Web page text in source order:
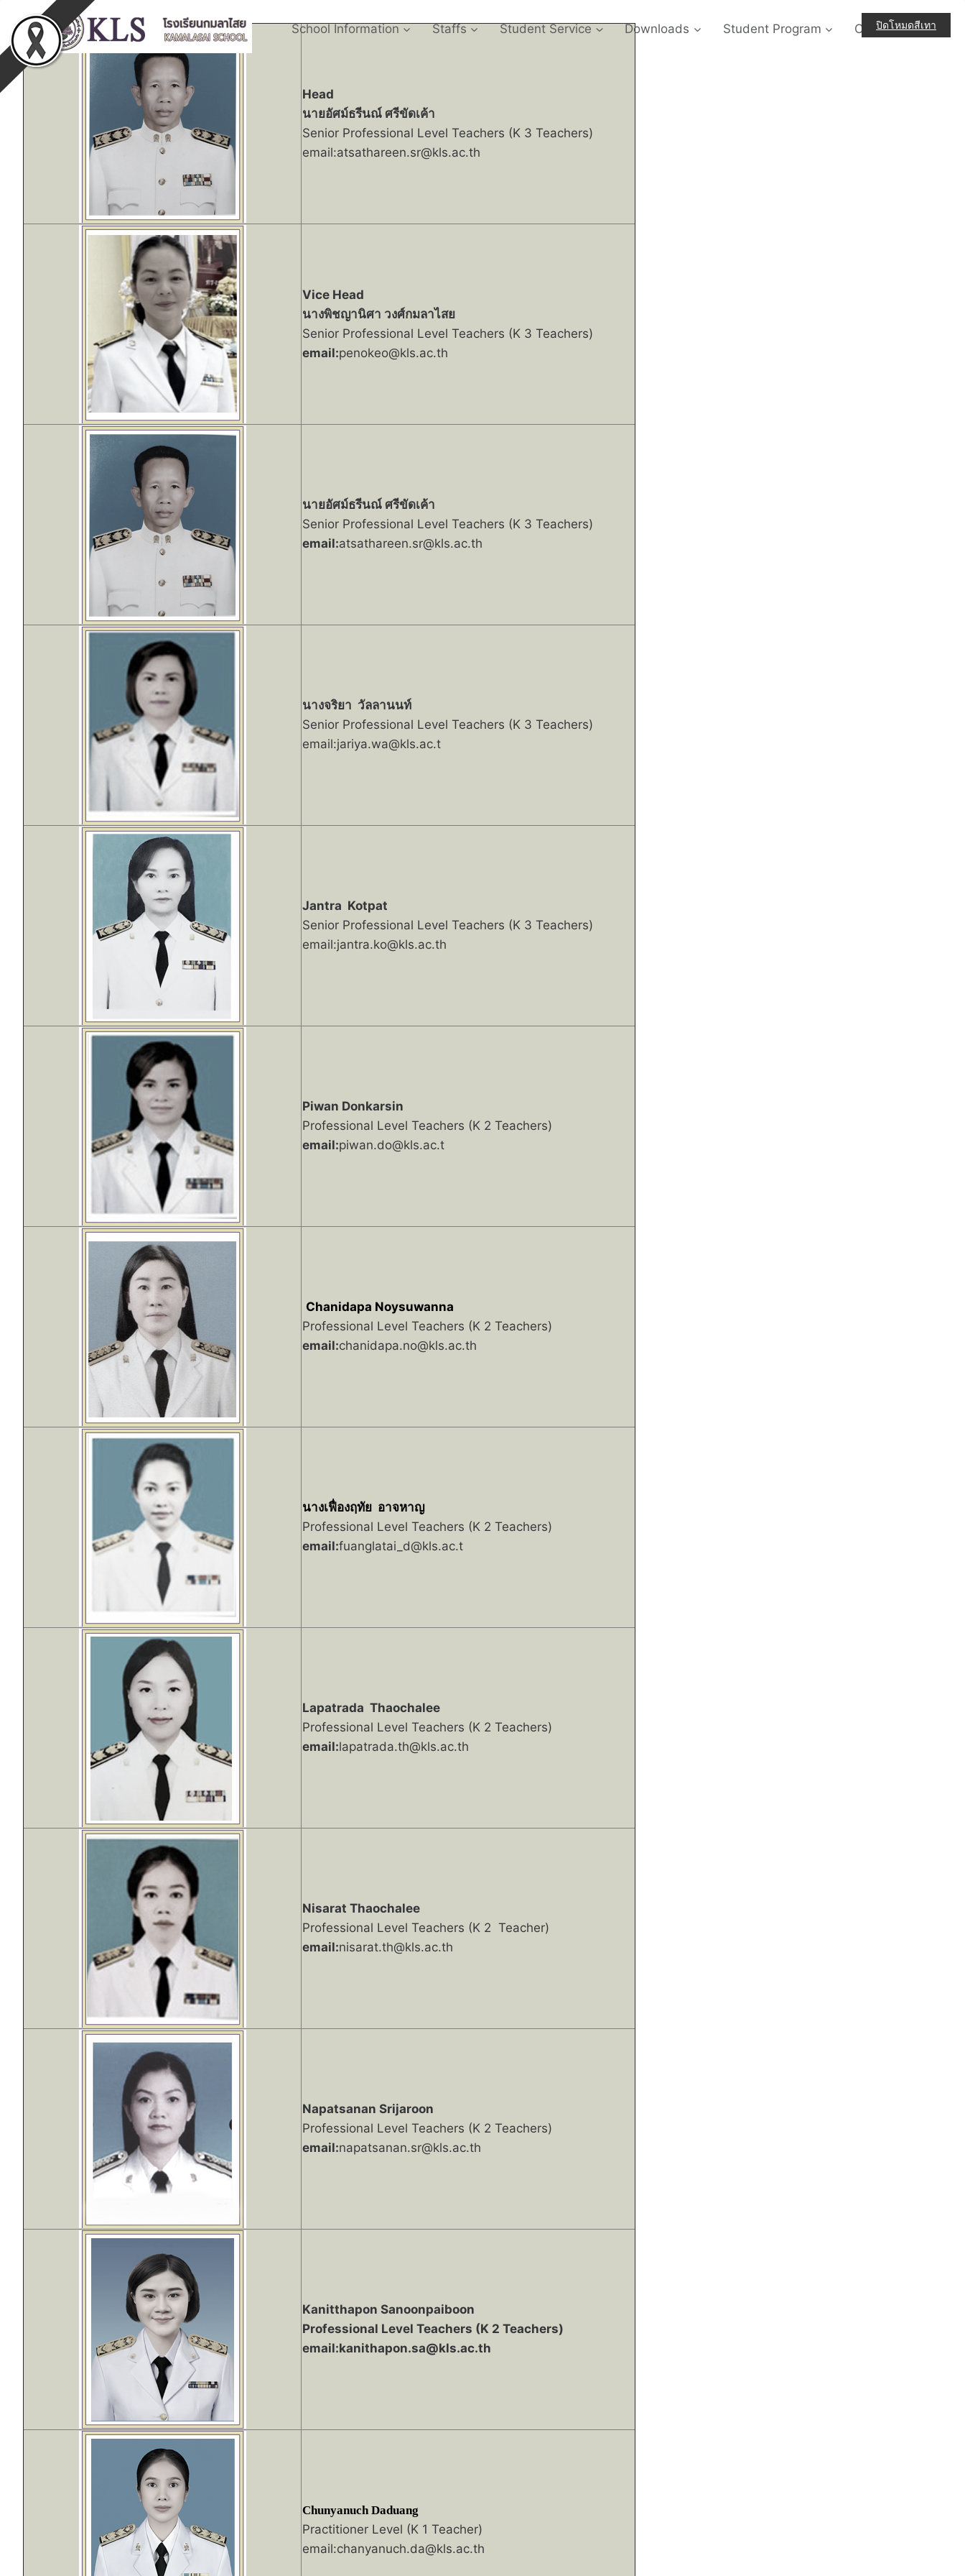
School Information Staffs Student Service Downloads Student Program Contact-Us
Head
นายอัศม์ธรีนณ์ ศรีขัดเค้า
Senior Professional Level Teachers (K 3 Teachers)
email:atsathareen.sr@kls.ac.th
Vice Head
นางพิชญานิศา วงศ์กมลาไสย
Senior Professional Level Teachers (K 3 Teachers)
email:penokeo@kls.ac.th
นายอัศม์ธรีนณ์ ศรีขัดเค้า
Senior Professional Level Teachers (K 3 Teachers)
email:atsathareen.sr@kls.ac.th
นางจริยา วัลลานนท์
Senior Professional Level Teachers (K 3 Teachers)
email:jariya.wa@kls.ac.t
Jantra Kotpat
Senior Professional Level Teachers (K 3 Teachers)
email:jantra.ko@kls.ac.th
Piwan Donkarsin
Professional Level Teachers (K 2 Teachers)
email:piwan.do@kls.ac.t
Chanidapa Noysuwanna
Professional Level Teachers (K 2 Teachers)
email:chanidapa.no@kls.ac.th
นางเฟื่องฤทัย อาจหาญ
Professional Level Teachers (K 2 Teachers)
email:fuanglatai_d@kls.ac.t
Lapatrada Thaochalee
Professional Level Teachers (K 2 Teachers)
email:lapatrada.th@kls.ac.th
Nisarat Thaochalee
Professional Level Teachers (K 2 Teacher)
email:nisarat.th@kls.ac.th
Napatsanan Srijaroon
Professional Level Teachers (K 2 Teachers)
email:napatsanan.sr@kls.ac.th
Kanitthapon Sanoonpaiboon
Professional Level Teachers (K 2 Teachers)
email:kanithapon.sa@kls.ac.th
Chunyanuch Daduang
Practitioner Level (K 1 Teacher)
email:chanyanuch.da@kls.ac.th
ปิดโหมดสีเทา